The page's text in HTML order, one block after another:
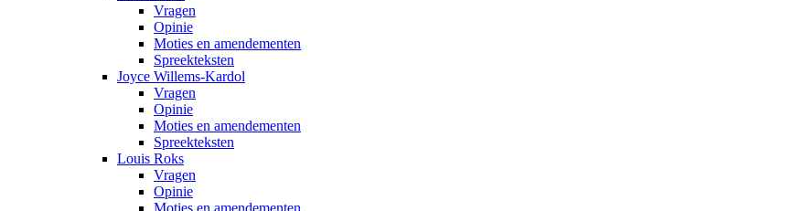
Vragen
Opinie
Moties en amendementen
Spreekteksten
Joyce Willems-Kardol
Vragen
Opinie
Moties en amendementen
Spreekteksten
Louis Roks
Vragen
Opinie
Moties en amendementen